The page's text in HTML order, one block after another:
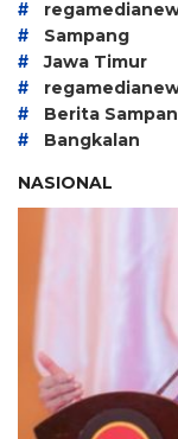
#
# Sampang
# Jawa Timur
#
# Berita
#
Bangkalan
NASIONAL